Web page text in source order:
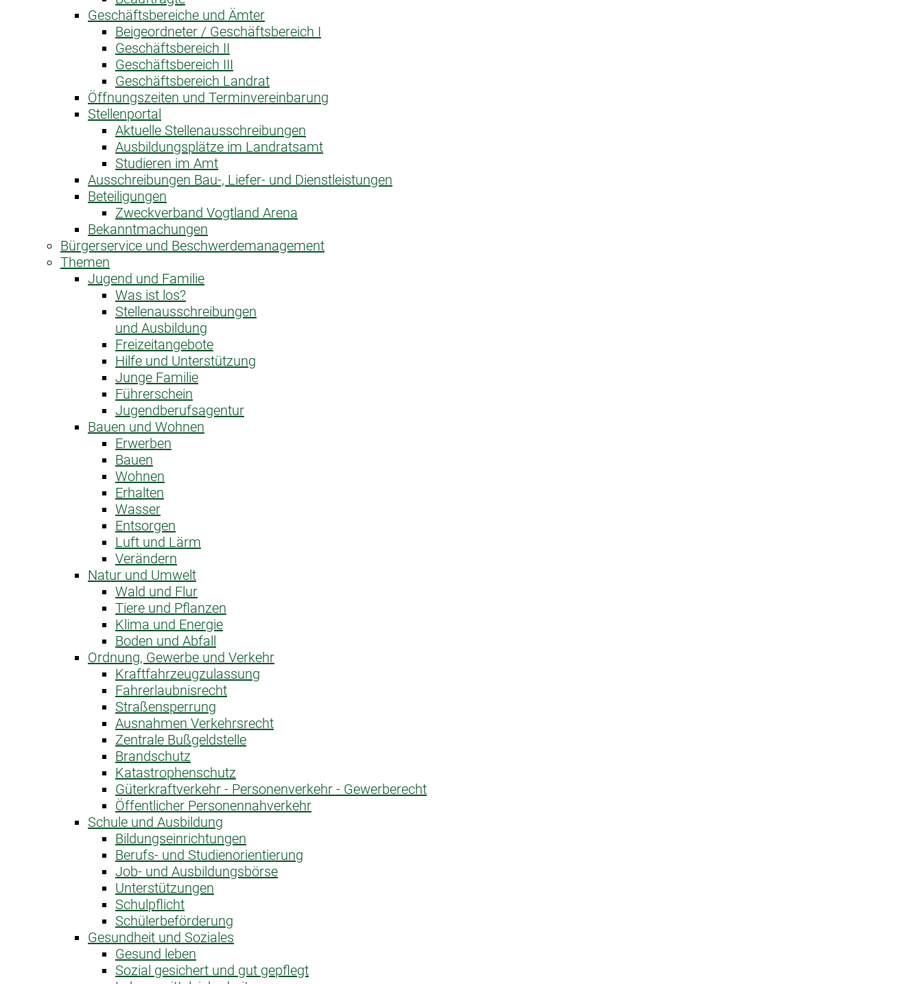
Geschäftsbereiche und Ämter
Beigeordneter / Geschäftsbereich I
Geschäftsbereich II
Geschäftsbereich III
Geschäftsbereich Landrat
Öffnungszeiten und Terminvereinbarung
Stellenportal
Aktuelle Stellenausschreibungen
Ausbildungsplätze im Landratsamt
Studieren im Amt
Ausschreibungen Bau-, Liefer- und Dienstleistungen
Beteiligungen
Zweckverband Vogtland Arena
Bekanntmachungen
Bürgerservice und Beschwerdemanagement
Themen
Jugend und Familie
Was ist los?
Stellenausschreibungen
und Ausbildung
Freizeitangebote
Hilfe und Unterstützung
Junge Familie
Führerschein
Jugendberufsagentur
Bauen und Wohnen
Erwerben
Bauen
Wohnen
Erhalten
Wasser
Entsorgen
Luft und Lärm
Verändern
Natur und Umwelt
Wald und Flur
Tiere und Pflanzen
Klima und Energie
Boden und Abfall
Ordnung, Gewerbe und Verkehr
Kraftfahrzeug­zulassung
Fahrerlaubnis­recht
Straßensperrung
Ausnahme­n Verkehrsrecht
Zentrale Bußgeldstelle
Brandschutz
Katastrophen­schutz
Güterkraftverkehr - Personenverkehr - Gewerberecht
Öffentlicher Personen­nahverkehr
Schule und Ausbildung
Bildungseinrichtungen
Berufs- und Studienorientierung
Job- und Ausbildungsbörse
Unterstützungen
Schulpflicht
Schülerbeförderung
Gesundheit und Soziales
Gesund leben
Sozial gesichert und gut gepflegt